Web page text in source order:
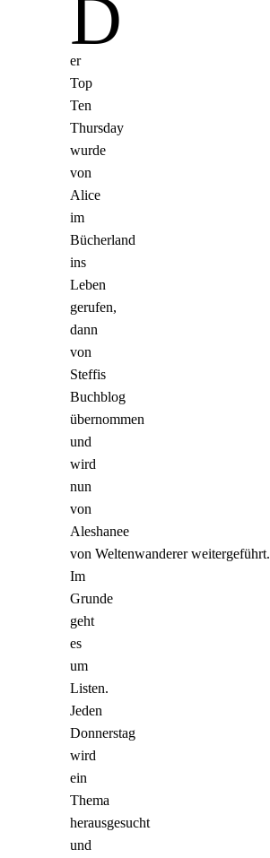
D
er
Top
Ten
Thursday
wurde
von
Alice
im
Bücherland
ins
Leben
gerufen,
dann
von
Steffis
Buchblog
übernommen
und
wird
nun
von
Aleshanee
von Weltenwanderer weitergeführt.
Im
Grunde
geht
es
um
Listen.
Jeden
Donnerstag
wird
ein
Thema
herausgesucht
und